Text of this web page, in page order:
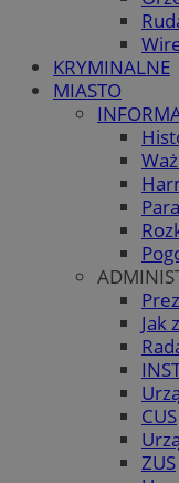
KRYMINALNE
MIASTO
Jak
CUS
ZUS